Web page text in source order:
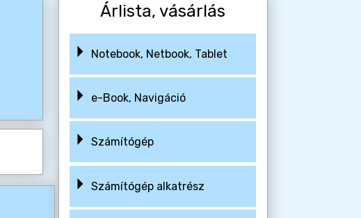
Árlista, vásárlás
Notebook, Netbook, Tablet
e-Book, Navigáció
Számítógép
Számítógép alkatrész